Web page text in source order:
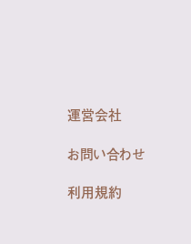
運営会社
お問い合わせ
利用規約